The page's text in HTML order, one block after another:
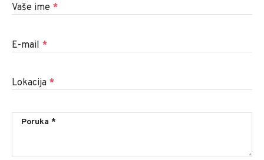
Vaše ime *
E-mail *
Lokacija *